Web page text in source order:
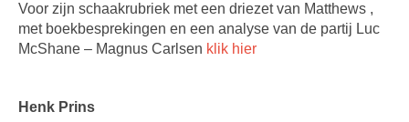
Voor zijn schaakrubriek met een driezet van Matthews ,
met boekbesprekingen en een analyse van de partij Luc
McShane – Magnus Carlsen klik hier
Henk Prins